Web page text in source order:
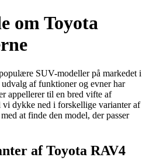
om Toyota
SUV-modeller på markedet i
af funktioner og evner har
appellerer til en bred vifte af
dykke ned i forskellige varianter af
at finde den model, der passer
af Toyota RAV4